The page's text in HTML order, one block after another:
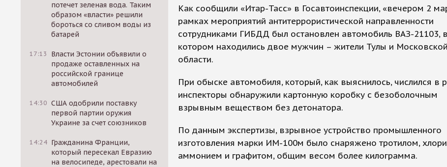
потечет зеленая вода. Таким
образом «власти» решили
бороться со сливом воды из
батарей
17:13
Власти Эстонии объявили о
продаже оставленных на
российской границе
автомобилей
14:30 США одобрили поставку
первой партии оружия
Украине за счет союзников
14:24 Гражданина Франции,
который пересекал Евразию
на велосипеде, арестовали на
Как сообщили «Итар-Тасс» в Госавтоинспекции, «вечером 2
рамках мероприятий антитеррористической направленности
сотрудниками ГИБДД был остановлен автомобиль ВАЗ-21103, в
котором находились двое мужчин – жители Тулы и Московской
области.
При обыске автомобиля, который, как выяснилось, числился в
инспекторы обнаружили картонную коробку с безоболочным
взрывным веществом без детонатора.
По данным экспертизы, взрывное устройство промышленного
изготовления марки ИМ-100м было снаряжено тротилом,
аммонием и графитом, общим весом более килограмма.